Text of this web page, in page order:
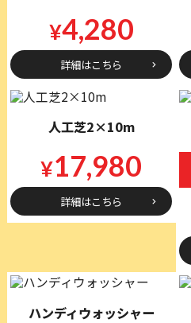
¥4,280
詳細はこちら
人工芝2×10m
¥17,980
詳細はこちら
ハンディウォッシャー